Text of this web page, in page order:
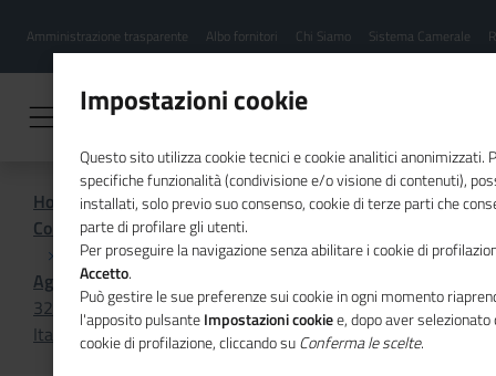
contenuto
Menu
hamburgher
Amministrazione trasparente Albo fornitori Chi Siamo Sistema Camerale
Home
Comunicazione istituzionale per il sistema camerale
Agenda
32ma Convention mondiale delle Camere di commercio
Italiane all’estero
Impostazioni cookie
Questo sito utilizza cookie tecnici e cookie analitici anonimizzati.
specifiche funzionalità (condivisione e/o visione di contenuti),
installati, solo previo suo consenso, cookie di terze parti che
parte di profilare gli utenti.
Per proseguire la navigazione senza abilitare i cookie di
Accetto.
Può gestire le sue preferenze sui cookie in ogni momento
l'apposito pulsanteImpostazioni cookiee, dopo aver
cookie di profilazione, cliccando suConferma le scelte.